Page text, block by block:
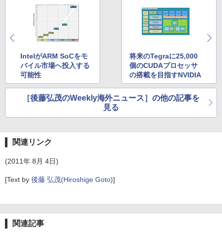
IntelがARM SoCをモ
バイル市場へ投入する
可能性
将来のTegraに25,000
個のCUDAプロセッサ
の搭載を目指すNVIDIA
［後藤弘茂のWeekly海外ニュース］の他の記事を
見る
関連リンク
(2011年 8月 4日)
[Text by 後藤 弘茂(Hiroshige Goto)]
関連記事